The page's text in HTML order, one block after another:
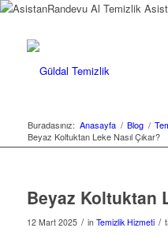
Randevu Al Temizlik
Buradasınız: Anasayfa / Blog /
Beyaz Koltuktan Leke Nasıl Çıkar?
Beyaz Koltuktan
12 Mart 2025 / in Temizlik Hizmeti /